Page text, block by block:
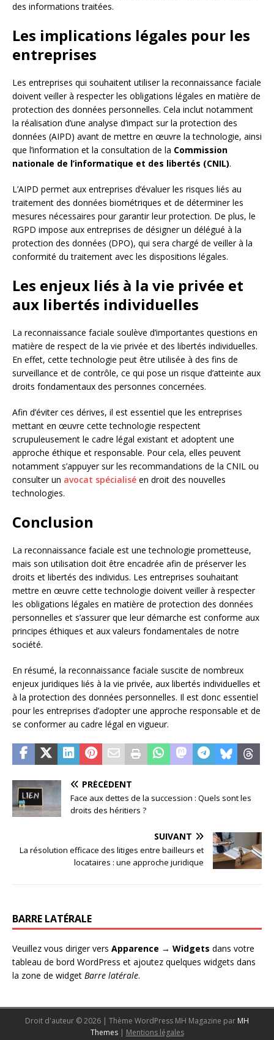
des informations traitées.
Les implications légales pour les
entreprises
Les entreprises qui souhaitent utiliser la reconnaissance faciale
doivent veiller à respecter les obligations légales en matière de
protection des données personnelles. Cela inclut notamment
la réalisation d’une analyse d’impact sur la protection des
données (AIPD) avant de mettre en œuvre la technologie, ainsi
que l’information et la consultation de la Commission
nationale de l’informatique et des libertés (CNIL).
L’AIPD permet aux entreprises d’évaluer les risques liés au
traitement des données biométriques et de déterminer les
mesures nécessaires pour garantir leur protection. De plus, le
RGPD impose aux entreprises de désigner un délégué à la
protection des données (DPO), qui sera chargé de veiller à la
conformité du traitement avec les dispositions légales.
Les enjeux liés à la vie privée et
aux libertés individuelles
La reconnaissance faciale soulève d’importantes questions en
matière de respect de la vie privée et des libertés individuelles.
En effet, cette technologie peut être utilisée à des fins de
surveillance et de contrôle, ce qui pose un risque d’atteinte aux
droits fondamentaux des personnes concernées.
Afin d’éviter ces dérives, il est essentiel que les entreprises
mettant en œuvre cette technologie respectent
scrupuleusement le cadre légal existant et adoptent une
approche éthique et responsable. Pour cela, elles peuvent
notamment s’appuyer sur les recommandations de la CNIL ou
consulter un avocat spécialisé en droit des nouvelles
technologies.
Conclusion
La reconnaissance faciale est une technologie prometteuse,
mais son utilisation doit être encadrée afin de préserver les
droits et libertés des individus. Les entreprises souhaitant
mettre en œuvre cette technologie doivent veiller à respecter
les obligations légales en matière de protection des données
personnelles et s’assurer que leur démarche est conforme aux
principes éthiques et aux valeurs fondamentales de notre
société.
En résumé, la reconnaissance faciale suscite de nombreux
enjeux juridiques liés à la vie privée, aux libertés individuelles et
à la protection des données personnelles. Il est donc essentiel
pour les entreprises d’adopter une approche responsable et de
se conformer au cadre légal en vigueur.
PRÉCÉDENT
Face aux dettes de la succession : Quels sont les
droits des héritiers ?
SUIVANT
La résolution efficace des litiges entre bailleurs et
locataires : une approche juridique
BARRE LATÉRALE
Veuillez vous diriger vers Apparence → Widgets dans votre
tableau de bord WordPress et ajoutez quelques widgets dans
la zone de widget Barre latérale.
Droit d'auteur © 2026 | Thème WordPress MH Magazine par MH
Themes | Mentions légales